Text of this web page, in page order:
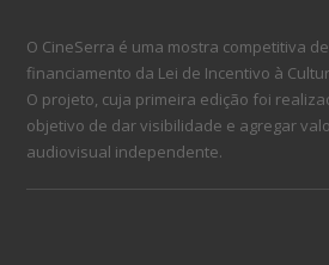
O CineSerra é uma mostra competitiva
financiamento da Lei de Incentivo à
O projeto, cuja primeira edição foi
objetivo de dar visibilidade e agregar
audiovisual independente.